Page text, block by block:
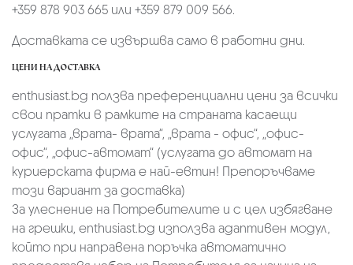
+359 878 903 665 или +359 879 009 566.
Доставката се извършва само в работни дни.
ЦЕНИ НА ДОСТАВКА
enthusiast.bg ползва преференциални цени за всички
свои пратки в рамките на страната касаещи
услугата „врата- врата“, „врата - офис“, „oфис-
офис“, „офис-автомат“ (услугата до автомат на
куриерската фирма е най-евтин! Препоръчваме
този вариант за доставка)
За улеснение на Потребителите и с цел избягване
на грешки, enthusiast.bg използва адаптивен модул,
който при направена поръчка автоматично